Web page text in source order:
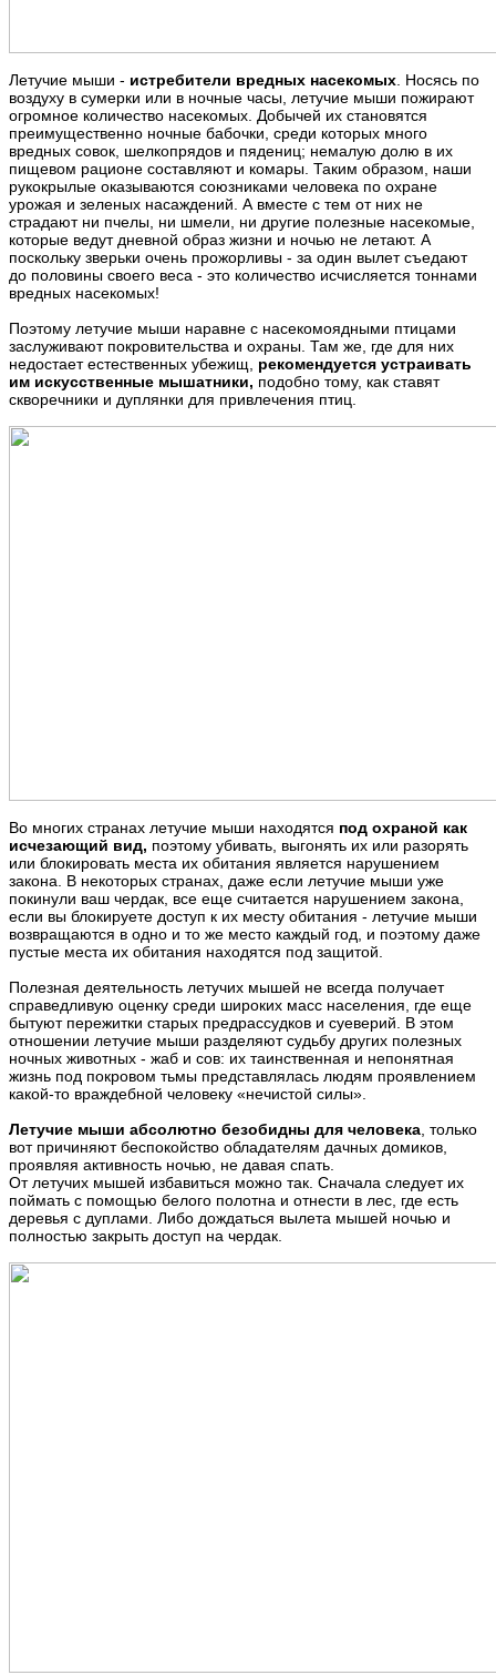
Летучие мыши - истребители вредных насекомых . Носясь по
воздуху в сумерки или в ночные часы, летучие мыши пожирают
огромное количество насекомых. Добычей их становятся
преимущественно ночные бабочки, среди которых много
вредных совок, шелкопрядов и пядениц; немалую долю в их
пищевом рационе составляют и комары. Таким образом, наши
рукокрылые оказываются союзниками человека по охране
урожая и зеленых насаждений. А вместе с тем от них не
страдают ни пчелы, ни шмели, ни другие полезные насекомые,
которые ведут дневной образ жизни и ночью не летают. А
поскольку зверьки очень прожорливы - за один вылет съедают
до половины своего веса - это количество исчисляется тоннами
вредных насекомых!
Поэтому летучие мыши наравне с насекомоядными птицами
заслуживают покровительства и охраны. Там же, где для них
недостает естественных убежищ, рекомендуется устраивать
им искусственные мышатники, подобно тому, как ставят
скворечники и дуплянки для привлечения птиц.
Во многих странах летучие мыши находятся под охраной как
исчезающий вид, поэтому убивать, выгонять их или разорять
или блокировать места их обитания является нарушением
закона. В некоторых странах, даже если летучие мыши уже
покинули ваш чердак, все еще считается нарушением закона,
если вы блокируете доступ к их месту обитания - летучие мыши
возвращаются в одно и то же место каждый год, и поэтому даже
пустые места их обитания находятся под защитой.
Полезная деятельность летучих мышей не всегда получает
справедливую оценку среди широких масс населения, где еще
бытуют пережитки старых предрассудков и суеверий. В этом
отношении летучие мыши разделяют судьбу других полезных
ночных животных - жаб и сов: их таинственная и непонятная
жизнь под покровом тьмы представлялась людям проявлением
какой-то враждебной человеку «нечистой силы».
Летучие мыши абсолютно безобидны для человека , только
вот причиняют беспокойство обладателям дачных домиков,
проявляя активность ночью, не давая спать.
От летучих мышей избавиться можно так. Сначала следует их
поймать с помощью белого полотна и отнести в лес, где есть
деревья с дуплами. Либо дождаться вылета мышей ночью и
полностью закрыть доступ на чердак.